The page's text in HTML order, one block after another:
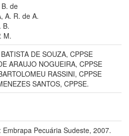
de
A. R. de A.
B.
M.
DE SOUZA, CPPSE
ARAUJO NOGUEIRA, CPPSE
RASSINI, CPPSE
SANTOS, CPPSE.
Embrapa Pecuária Sudeste, 2007.